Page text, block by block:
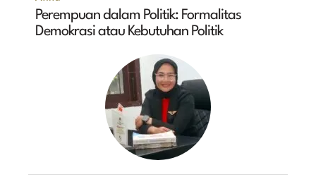
Perempuan dalam Politik: Formalitas
Demokrasi atau Kebutuhan Politik